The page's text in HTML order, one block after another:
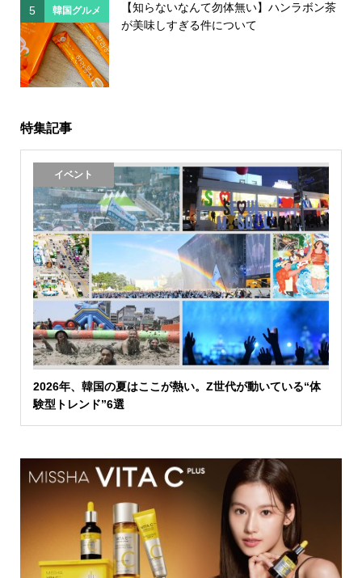
5 韓国グルメ
【知らないなんて勿体無い】ハンラボン茶
が美味しすぎる件について
特集記事
イベント
2026年、韓国の夏はここが熱い。Z世代が動いている“体
験型トレンド”6選